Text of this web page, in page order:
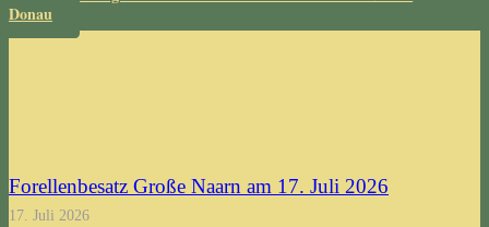
Donau
Forellenbesatz Große Naarn am 17. Juli 2026
17. Juli 2026